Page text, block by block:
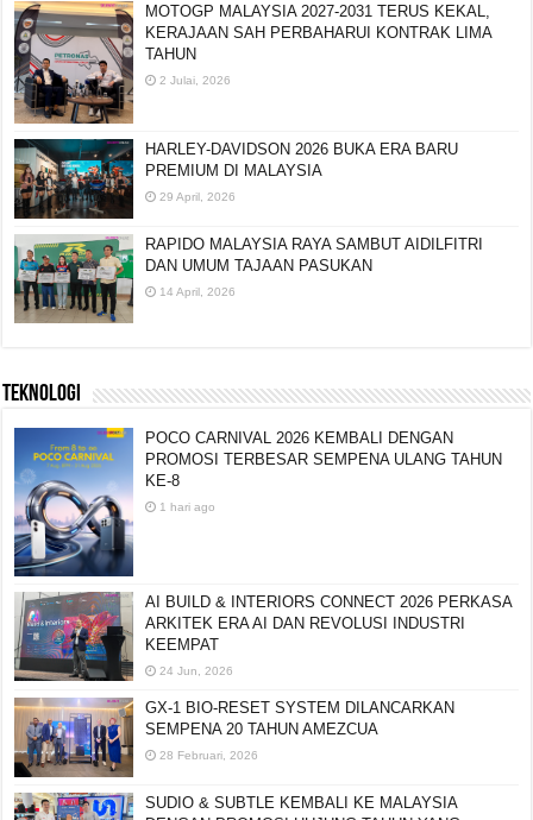
MOTOGP MALAYSIA 2027-2031 TERUS KEKAL,
KERAJAAN SAH PERBAHARUI KONTRAK LIMA
TAHUN
2 Julai, 2026
HARLEY-DAVIDSON 2026 BUKA ERA BARU
PREMIUM DI MALAYSIA
29 April, 2026
RAPIDO MALAYSIA RAYA SAMBUT AIDILFITRI
DAN UMUM TAJAAN PASUKAN
14 April, 2026
TEKNOLOGI
POCO CARNIVAL 2026 KEMBALI DENGAN
PROMOSI TERBESAR SEMPENA ULANG TAHUN
KE-8
1 hari ago
AI BUILD & INTERIORS CONNECT 2026 PERKASA
ARKITEK ERA AI DAN REVOLUSI INDUSTRI
KEEMPAT
24 Jun, 2026
GX-1 BIO-RESET SYSTEM DILANCARKAN
SEMPENA 20 TAHUN AMEZCUA
28 Februari, 2026
SUDIO & SUBTLE KEMBALI KE MALAYSIA